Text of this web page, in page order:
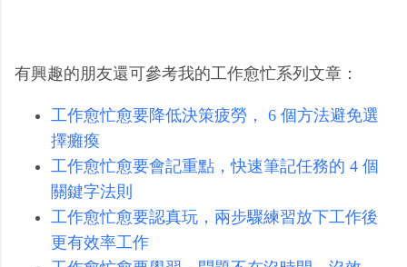
有興趣的朋友還可參考我的工作愈忙系列文章：
工作愈忙愈要降低決策疲勞， 6 個方法避免選
擇癱瘓
工作愈忙愈要會記重點，快速筆記任務的 4 個
關鍵字法則
工作愈忙愈要認真玩，兩步驟練習放下工作後
更有效率工作